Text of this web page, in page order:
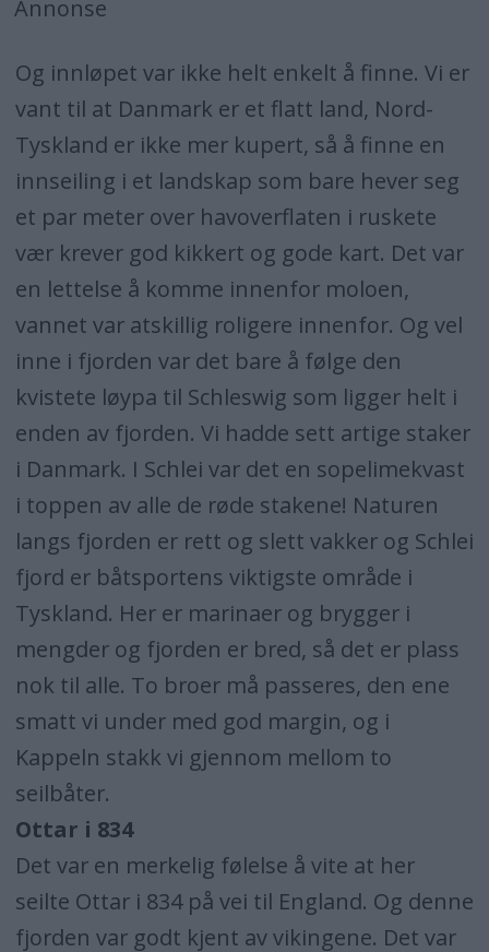
Annonse
Og innløpet var ikke helt enkelt å finne. Vi er
vant til at Danmark er et flatt land, Nord-
Tyskland er ikke mer kupert, så å finne en
innseiling i et landskap som bare hever seg
et par meter over havoverflaten i ruskete
vær krever god kikkert og gode kart. Det var
en lettelse å komme innenfor moloen,
vannet var atskillig roligere innenfor. Og vel
inne i fjorden var det bare å følge den
kvistete løypa til Schleswig som ligger helt i
enden av fjorden. Vi hadde sett artige staker
i Danmark. I Schlei var det en sopelimekvast
i toppen av alle de røde stakene! Naturen
langs fjorden er rett og slett vakker og Schlei
fjord er båtsportens viktigste område i
Tyskland. Her er marinaer og brygger i
mengder og fjorden er bred, så det er plass
nok til alle. To broer må passeres, den ene
smatt vi under med god margin, og i
Kappeln stakk vi gjennom mellom to
seilbåter.
Ottar i 834
Det var en merkelig følelse å vite at her
seilte Ottar i 834 på vei til England. Og denne
fjorden var godt kjent av vikingene. Det var